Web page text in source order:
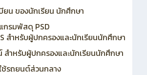
ยน ของนักเรียน นักศึกษา
กรมพัสดุ PSD
สำหรับผู้ปกครองและนักเรียนนักศึกษา
สำหรับผู้ปกครองและนักเรียนนักศึกษา
ช้รถยนต์ส่วนกลาง